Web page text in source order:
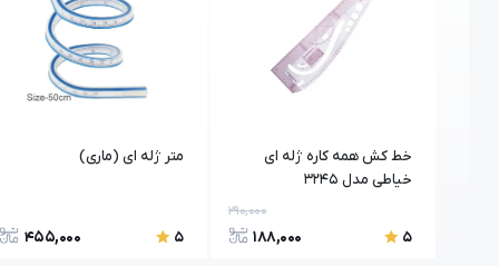
خط کش همه کاره ژله ای
خیاطی مدل 3245
5
290,000
188,000
متر ژله ای (ماری)
5
455,000